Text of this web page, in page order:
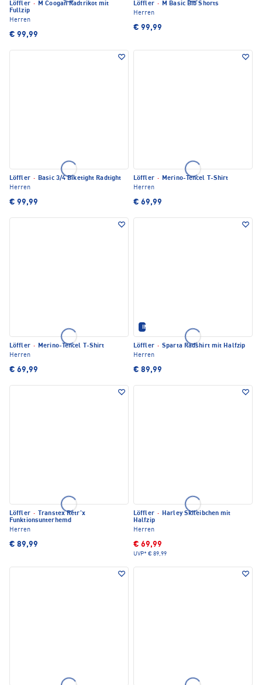
Löffler · M Coogan Radtrikot mit
Fullzip
Herren
€ 99,99
Löffler · M Basic Bib Shorts
Herren
€ 99,99
Löffler · Basic 3/4 Biketight Radtight
Herren
€ 99,99
Löffler · Merino-Tencel T-Shirt
Herren
€ 69,99
Löffler · Merino-Tencel T-Shirt
Herren
€ 69,99
IM SET ERHÄLTLICH
Löffler · Sparta Radshirt mit Halfzip
Herren
€ 89,99
Löffler ·
Transtex Retr'x
Funktionsunterhemd
Herren
€ 89,99
Löffler · Harley Skileibchen mit
Halfzip
Herren
€ 69,99
UVP* € 89,99